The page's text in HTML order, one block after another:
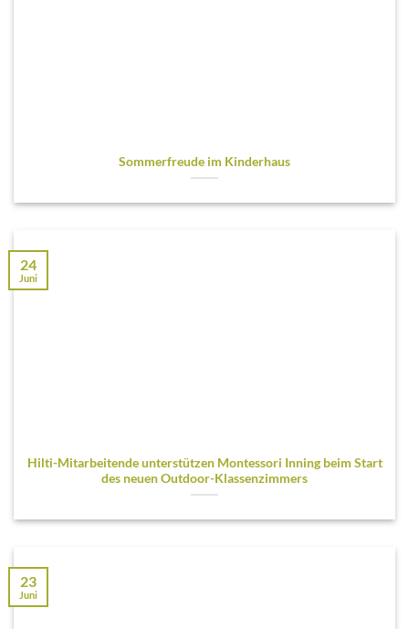
Sommerfreude im Kinderhaus
Hilti-Mitarbeitende unterstützen Montessori Inning beim Start
des neuen Outdoor-Klassenzimmers
24
Juni
23
Juni